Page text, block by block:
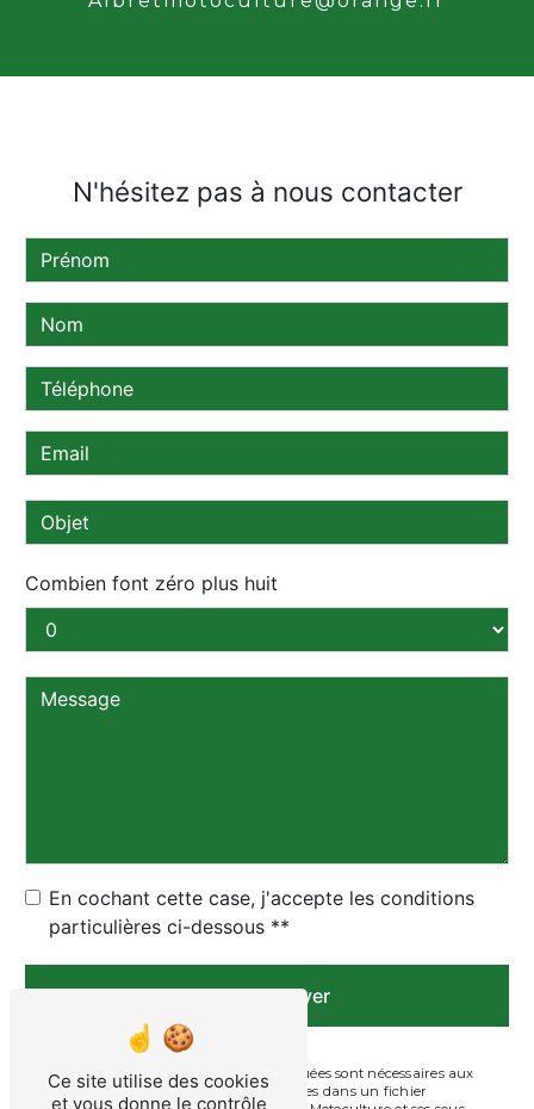
N'hésitez pas à nous contacter
Combien font zéro plus huit
En cochant cette case, j'accepte les conditions
particulières ci-dessous **
Envoyer
** Les données personnelles communiquées sont nécessaires aux
fins de vous contacter et sont enregistrées dans un fichier
Ce site utilise des cookies
et vous donne le contrôle